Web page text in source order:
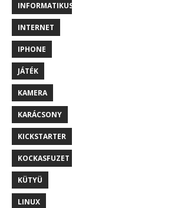
INFORMATIKUS
INTERNET
IPHONE
JÁTÉK
KAMERA
KARÁCSONY
KICKSTARTER
KOCKASFUZET
KÜTYÜ
LINUX